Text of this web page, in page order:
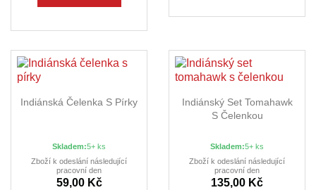
Indiánská Čelenka S Pírky
Skladem:5+ ks
Zboží k odeslání následující
pracovní den
59,00 Kč
Indiánský Set Tomahawk
S Čelenkou
Skladem:5+ ks
Zboží k odeslání následující
pracovní den
135,00 Kč